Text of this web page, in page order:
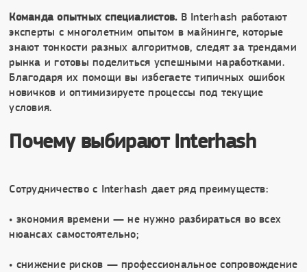
Команда опытных специалистов. В Interhash работают
эксперты с многолетним опытом в майнинге, которые
знают тонкости разных алгоритмов, следят за трендами
рынка и готовы поделиться успешными наработками.
Благодаря их помощи вы избегаете типичных ошибок
новичков и оптимизируете процессы под текущие
условия.
Почему выбирают Interhash
Сотрудничество с Interhash дает ряд преимуществ:
• экономия времени — не нужно разбираться во всех
нюансах самостоятельно;
• снижение рисков — профессиональное сопровождение